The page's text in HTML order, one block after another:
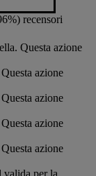
recensori
Questa azione
azione
azione
azione
azione